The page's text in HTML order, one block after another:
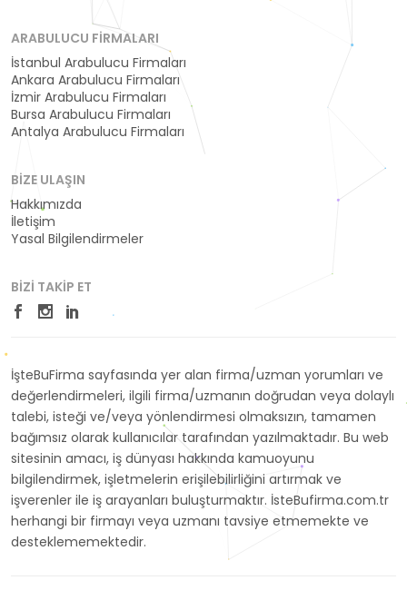
ARABULUCU FIRMALARI
İstanbul Arabulucu Firmaları
Ankara Arabulucu Firmaları
İzmir Arabulucu Firmaları
Bursa Arabulucu Firmaları
Antalya Arabulucu Firmaları
BIZE ULAŞIN
Hakkımızda
İletişim
Yasal Bilgilendirmeler
BIZI TAKIP ET
İşteBuFirma sayfasında yer alan firma/uzman yorumları ve
değerlendirmeleri, ilgili firma/uzmanın doğrudan veya dolaylı
talebi, isteği ve/veya yönlendirmesi olmaksızın, tamamen
bağımsız olarak kullanıcılar tarafından yazılmaktadır. Bu web
sitesinin amacı, iş dünyası hakkında kamuoyunu
bilgilendirmek, işletmelerin erişilebilirliğini artırmak ve
işverenler ile iş arayanları buluşturmaktır. İsteBufirma.com.tr
herhangi bir firmayı veya uzmanı tavsiye etmemekte ve
desteklememektedir.